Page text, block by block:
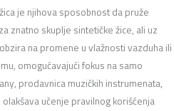
je njihova sposobnost da pruže
znatno skuplje sintetičke žice, ali uz
na promene u vlažnosti vazduha ili
omogućavajući fokus na samo
prodavnica muzičkih instrumenata,
učenje pravilnog korišćenja